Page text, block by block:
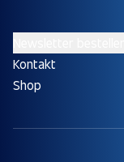
Kontakt
Shop